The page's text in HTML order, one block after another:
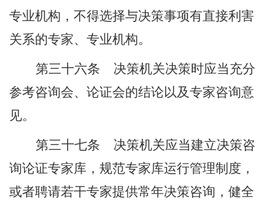
专业机构，不得选择与决策事项有直接利害
关系的专家、专业机构。
第三十六条
决策机关决策时应当充分
参考咨询会、论证会的结论以及专家咨询意
见。
第三十七条
决策机关应当建立决策咨
询论证专家库，规范专家库运行管理制度，
或者聘请若干专家提供常年决策咨询，健全